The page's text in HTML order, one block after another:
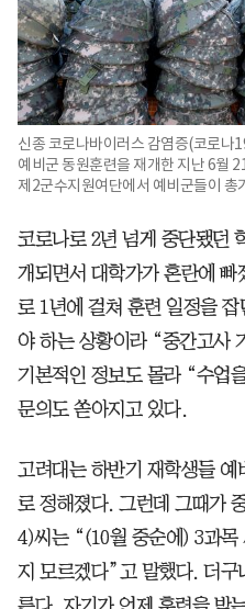
신종 코로나바이러스 감염증(코로나
예비군 동원훈련을 재개한 지난 6월
제2군수지원여단에서 예비군들이 총
코로나로 2년 넘게 중단됐던
개되면서 대학가가 혼란에
로 1년에 걸쳐 훈련 일정을
야 하는 상황이라 “중간고사
기본적인 정보도 몰라 “수업
문의도 쏟아지고 있다.
고려대는 하반기 재학생들 예
로 정해졌다. 그런데 그때가
4)씨는 “(10월 중순에) 3과목
지 모르겠다”고 말했다. 더구